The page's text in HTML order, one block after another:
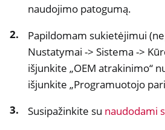
navigation of NetHSM
navigation of NitroWall
navigation of NitroWall NW750
naudojimo patogumą.
Papildomam sukietėjimui
Nustatymai -> Sistema ->
išjunkite „OEM atrakinimo“
išjunkite „Programuotojo
Susipažinkite su naudodami